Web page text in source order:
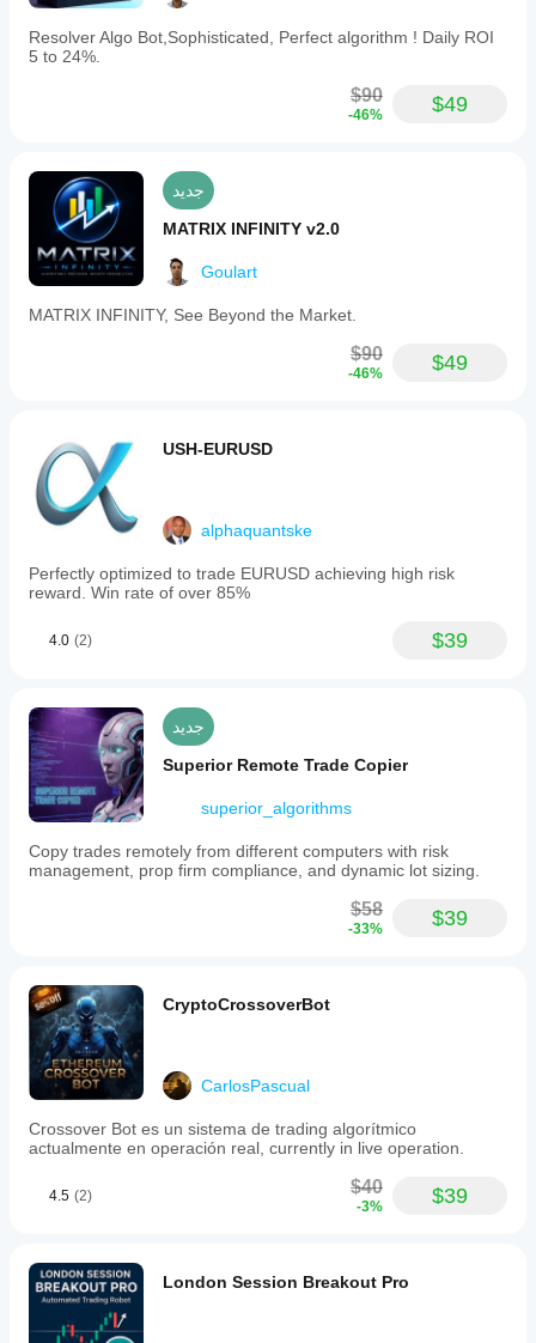
Resolver Algo Bot,Sophisticated, Perfect algorithm ! Daily ROI
5 to 24%.
$90
-46% $49
جديد
MATRIX INFINITY v2.0
Goulart
MATRIX INFINITY, See Beyond the Market.
$90
-46% $49
USH-EURUSD
alphaquantske
Perfectly optimized to trade EURUSD achieving high risk
reward. Win rate of over 85%
4.0 (2) $39
جديد
Superior Remote Trade Copier
superior_algorithms
Copy trades remotely from different computers with risk
management, prop firm compliance, and dynamic lot sizing.
$58
-33% $39
CryptoCrossoverBot
CarlosPascual
Crossover Bot es un sistema de trading algorítmico
actualmente en operación real, currently in live operation.
4.5 (2) $40
-3% $39
London Session Breakout Pro